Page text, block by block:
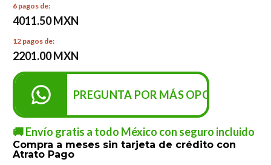
6 pagos de:
4011.50 MXN
12 pagos de:
2201.00 MXN
PREGUNTA POR MÁS OPCIONES DE
🚚 Envío gratis a todo México con seguro incluido
Compra a meses sin tarjeta de crédito con
Atrato Pago